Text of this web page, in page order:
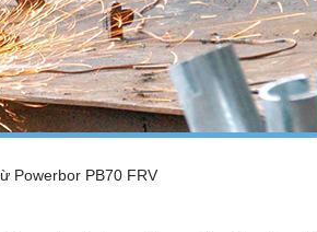
Powerbor PB70 FRV